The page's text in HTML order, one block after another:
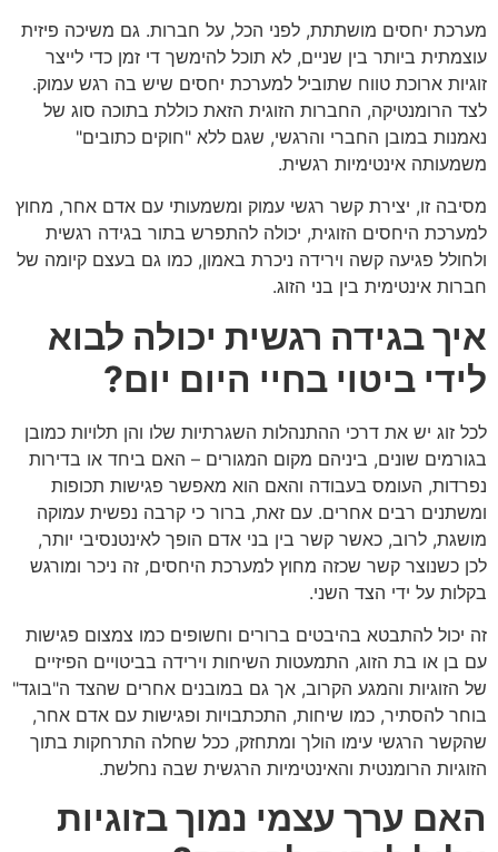
מערכת יחסים מושתתת, לפני הכל, על חברות. גם משיכה פיזית
עוצמתית ביותר בין שניים, לא תוכל להימשך די זמן כדי לייצר
זוגיות ארוכת טווח שתוביל למערכת יחסים שיש בה רגש עמוק.
לצד הרומנטיקה, החברות הזוגית הזאת כוללת בתוכה סוג של
נאמנות במובן החברי והרגשי, שגם ללא "חוקים כתובים"
משמעותה אינטימיות רגשית.
מסיבה זו, יצירת קשר רגשי עמוק ומשמעותי עם אדם אחר, מחוץ
למערכת היחסים הזוגית, יכולה להתפרש בתור בגידה רגשית
ולחולל פגיעה קשה וירידה ניכרת באמון, כמו גם בעצם קיומה של
חברות אינטימית בין בני הזוג.
איך בגידה רגשית יכולה לבוא
לידי ביטוי בחיי היום יום?
לכל זוג יש את דרכי ההתנהלות השגרתיות שלו והן תלויות כמובן
בגורמים שונים, ביניהם מקום המגורים – האם ביחד או בדירות
נפרדות, העומס בעבודה והאם הוא מאפשר פגישות תכופות
ומשתנים רבים אחרים. עם זאת, ברור כי קרבה נפשית עמוקה
מושגת, לרוב, כאשר קשר בין בני אדם הופך לאינטנסיבי יותר,
לכן כשנוצר קשר שכזה מחוץ למערכת היחסים, זה ניכר ומורגש
בקלות על ידי הצד השני.
זה יכול להתבטא בהיבטים ברורים וחשופים כמו צמצום פגישות
עם בן או בת הזוג, התמעטות השיחות וירידה בביטויים הפיזיים
של הזוגיות והמגע הקרוב, אך גם במובנים אחרים שהצד ה"בוגד"
בוחר להסתיר, כמו שיחות, התכתבויות ופגישות עם אדם אחר,
שהקשר הרגשי עימו הולך ומתחזק, ככל שחלה התרחקות בתוך
הזוגיות הרומנטית והאינטימיות הרגשית שבה נחלשת.
האם ערך עצמי נמוך בזוגיות